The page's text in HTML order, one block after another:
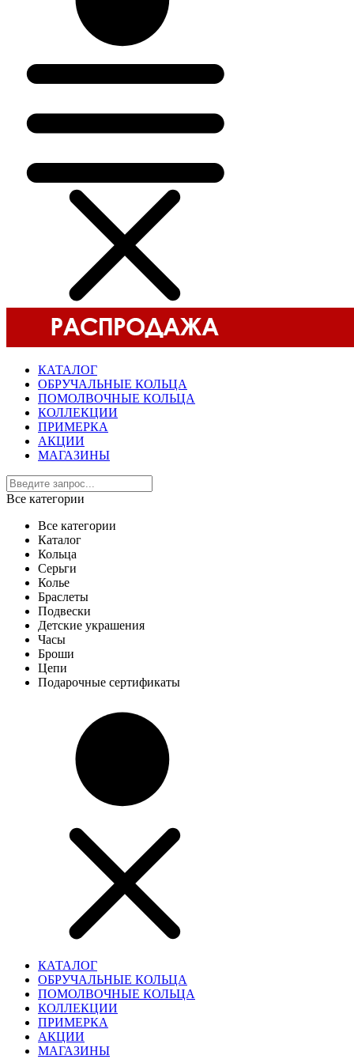
КАТАЛОГ
ОБРУЧАЛЬНЫЕ КОЛЬЦА
ПОМОЛВОЧНЫЕ КОЛЬЦА
КОЛЛЕКЦИИ
ПРИМЕРКА
АКЦИИ
МАГАЗИНЫ
Все категории
Все категории
Каталог
Кольца
Серьги
Колье
Браслеты
Подвески
Детские украшения
Часы
Броши
Цепи
Подарочные сертификаты
КАТАЛОГ
ОБРУЧАЛЬНЫЕ КОЛЬЦА
ПОМОЛВОЧНЫЕ КОЛЬЦА
КОЛЛЕКЦИИ
ПРИМЕРКА
АКЦИИ
МАГАЗИНЫ